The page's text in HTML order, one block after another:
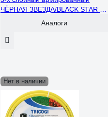
ЧЁРНАЯ ЗВЕЗДА/BLACK STAR 50
м, 15 мм (5/8") GF 7075
Аналоги
Нет в наличии